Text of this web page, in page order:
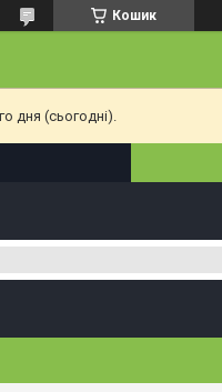
Кошик
дня (сьогодні).